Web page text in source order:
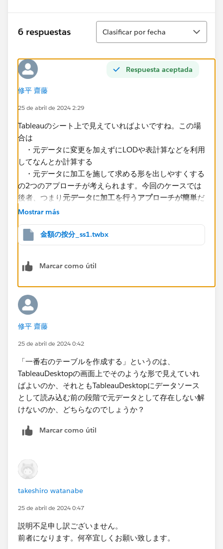
6 respuestas
Ordenar
Clasificar por fecha
Respuesta aceptada
修平 齋藤
25 de abril de 2024 2:29
Tableauのシート上で見えていればよいですね。この場
合は
・元データに変更を加えずにLODや表計算などを利用
してなんとか計算する
・元データに加工を施して求める形を出しやすくする
の2つのアプローチが考えられます。今回のケースでは
後者、つまり 元データに加工を行うアプローチが簡単だ
と思います。
「よりよいデータの持ち方があれば、変更可能ですが、
入力者は営業なので、解釈が難しいものは避けたい」と
ブルに新しいデータが追加されたときは古いデータに有
工にしたいと思います。
ら終了日である有効期限まで）を持つようになりますの
付でこの期間をカバーするように設定します。
べると求めていた表が作成できます。
Mostrar más
金額の按分_ss1.twbx
Marcar como útil
修平 齋藤
25 de abril de 2024 0:42
「一番右のテーブルを作成する」というのは、
TableauDesktopの画面上でそのような形で見えていれ
ばよいのか、それともTableauDesktopにデータソース
として読み込む前の段階で元データとして存在しない解
けないのか、どちらなのでしょうか？
Marcar como útil
takeshiro watanabe
25 de abril de 2024 0:47
説明不足申し訳ございません。
前者になります。何卒宜しくお願い致します。​